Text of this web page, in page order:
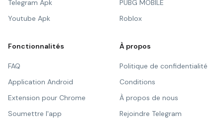
Telegram Apk
Youtube Apk
PUBG MOBILE
Roblox
Fonctionnalités
FAQ
Application Android
Extension pour Chrome
Soumettre l'app
À propos
Politique de confidentialité
Conditions
À propos de nous
Rejoindre Telegram